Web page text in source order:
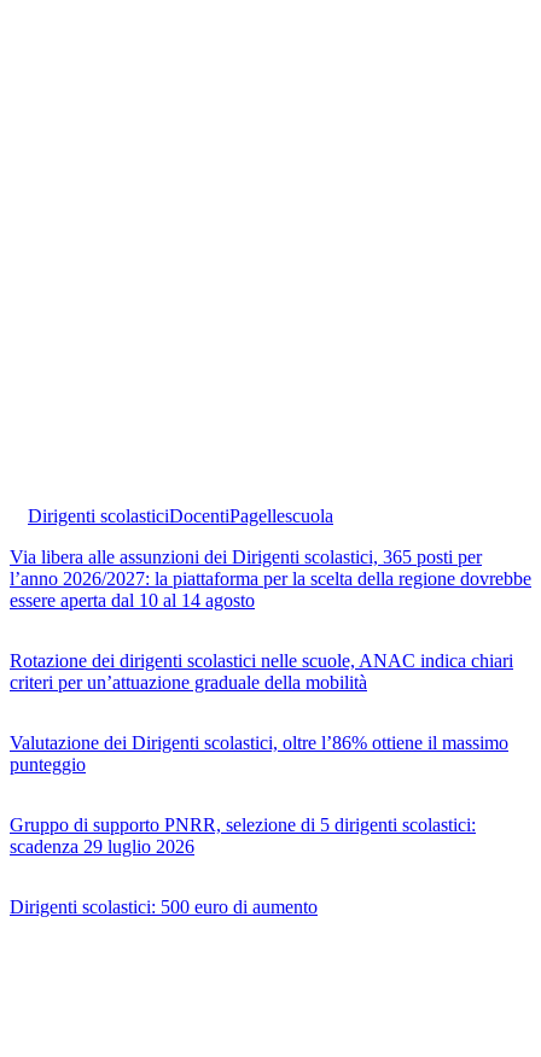
Dirigenti scolasticiDocentiPagellescuola
Via libera alle assunzioni dei Dirigenti scolastici, 365 posti per
l’anno 2026/2027: la piattaforma per la scelta della regione dovrebbe
essere aperta dal 10 al 14 agosto
Rotazione dei dirigenti scolastici nelle scuole, ANAC indica chiari
criteri per un’attuazione graduale della mobilità
Valutazione dei Dirigenti scolastici, oltre l’86% ottiene il massimo
punteggio
Gruppo di supporto PNRR, selezione di 5 dirigenti scolastici:
scadenza 29 luglio 2026
Dirigenti scolastici: 500 euro di aumento